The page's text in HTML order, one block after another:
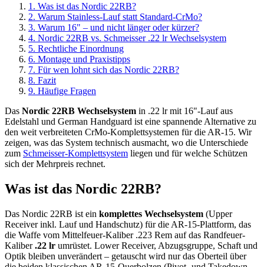
1 . Was ist das Nordic 22RB?
2. Warum Stainless-Lauf statt Standard-CrMo?
3. Warum 16" – und nicht länger oder kürzer?
4. Nordic 22RB vs. Schmeisser .22 lr Wechselsystem
5. Rechtliche Einordnung
6. Montage und Praxistipps
7. Für wen lohnt sich das Nordic 22RB?
8. Fazit
9. Häufige Fragen
Das Nordic 22RB Wechselsystem in .22 lr mit 16"-Lauf aus
Edelstahl und German Handguard ist eine spannende Alternative zu
den weit verbreiteten CrMo-Komplettsystemen für die AR-15. Wir
zeigen, was das System technisch ausmacht, wo die Unterschiede
zum Schmeisser-Komplettsystem liegen und für welche Schützen
sich der Mehrpreis rechnet.
Was ist das Nordic 22RB?
Das Nordic 22RB ist ein komplettes Wechselsystem (Upper
Receiver inkl. Lauf und Handschutz) für die AR-15-Plattform, das
die Waffe vom Mittelfeuer-Kaliber .223 Rem auf das Randfeuer-
Kaliber.22 lr umrüstet. Lower Receiver, Abzugsgruppe, Schaft und
Optik bleiben unverändert – getauscht wird nur das Oberteil über